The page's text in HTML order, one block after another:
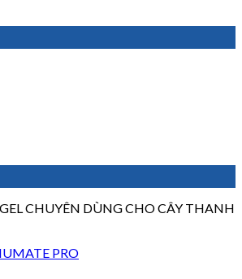
CHUYÊN DÙNG CHO CÂY THANH
PRO